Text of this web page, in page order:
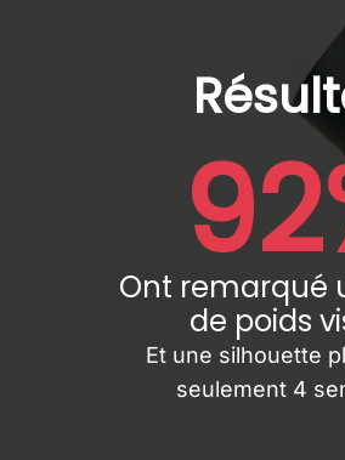
Ont remarqué
de poids
Et une silhouette
seulement 4